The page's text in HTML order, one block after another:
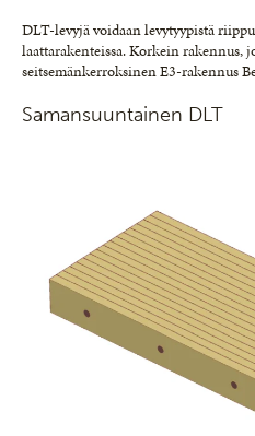
DLT-levyjä voidaan levytyypistä
laattarakenteissa. Korkein rakennus,
seitsemänkerroksinen E3-rakennus
Samansuuntainen DLT